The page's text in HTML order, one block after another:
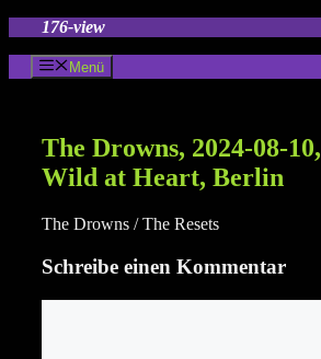
springen
176-view
Menü
The Drowns, 2024-08-10,
Wild at Heart, Berlin
The Drowns / The Resets
Schreibe einen Kommentar